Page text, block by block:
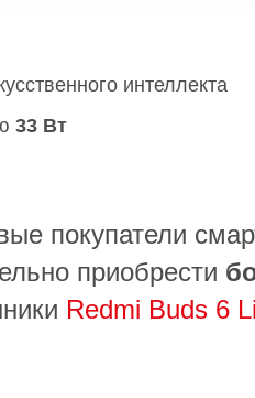
интеллекта
33 Вт
покупатели
приобрести
Redmi Buds 6